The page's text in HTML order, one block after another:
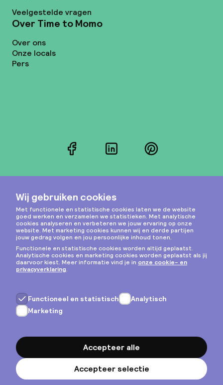
Veelgestelde vragen
Over Time to Momo
Over ons
Onze locals
Pers
FacebookLinkedInPinterest
Instagram
Privacy & cookies
Algemene voorwaarden